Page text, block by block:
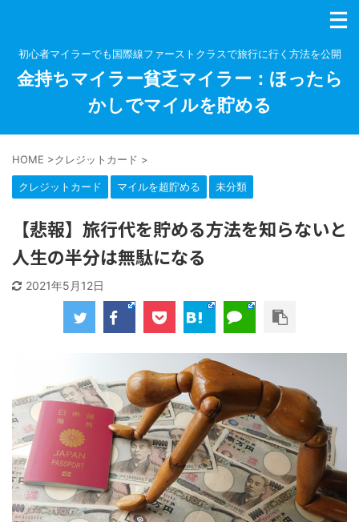
初心者マイラーでも国際線ファーストクラスで旅行に行く方法を公開
金持ちマイラー貧乏マイラー：ほったら
かしでマイルを貯める
HOME >クレジットカード >
クレジットカード マイルを超貯める 未分類
【悲報】旅行代を貯める方法を知らないと
人生の半分は無駄になる
2021年5月12日